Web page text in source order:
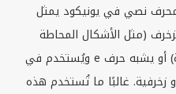
نصي في يونيكود يمثل
(مثل الأشكال المحاطة
أو يشبه حرف e ويُستخدم في
زخرفية. غالبًا ما تُستخدم هذه